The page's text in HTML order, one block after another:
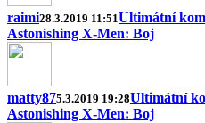
raimi28.3.2019 11:51Ultimátní
Astonishing X-Men: Boj
matty875.3.2019 19:28Ultimátní
Astonishing X-Men: Boj